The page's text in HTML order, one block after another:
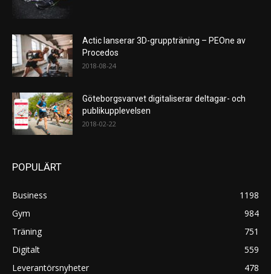
Actic lanserar 3D-gruppträning – PEOne av
Procedos
2018-08-24
Göteborgsvarvet digitaliserar deltagar- och
publikupplevelsen
2018-02-22
POPULÄRT
Business
1198
Gym
984
Träning
751
Digitalt
559
Leverantörsnyheter
478